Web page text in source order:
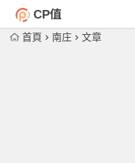
CP值
首頁 南庄 文章